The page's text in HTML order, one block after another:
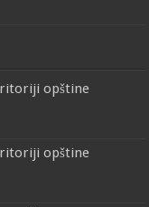
opštine
opštine